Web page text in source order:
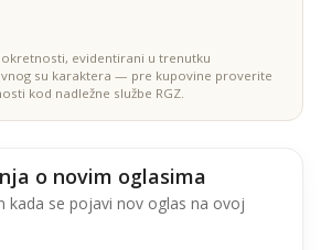
evidentirani u trenutku
su karaktera — pre kupovine proverite
kod nadležne službe RGZ.
o novim oglasima
kada se pojavi nov oglas na ovoj